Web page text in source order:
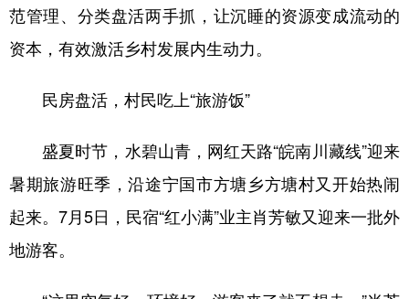
访谈 视频 图片 政务
食品 人居 信息化
学术中国 乡村振兴 银龄 溯源中国
城市 旅游 能源 会展
彩票 娱乐 时尚 悦读
公益
范管理、分类盘活两手抓，让沉睡的资源变成流动的
资本，有效激活乡村发展内生动力。
民房盘活，村民吃上“旅游饭”
盛夏时节，水碧山青，网红天路“皖南川藏线”迎来
暑期旅游旺季，沿途宁国市方塘乡方塘村又开始热闹
起来。7月5日，民宿“红小满”业主肖芳敏又迎来一批外
地游客。